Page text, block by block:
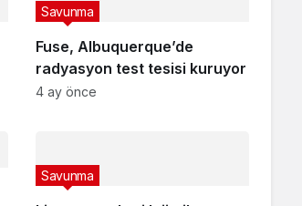
Fuse, Albuquerque’de
radyasyon test tesisi kuruyor
Savunma
4 ay önce
Savunma